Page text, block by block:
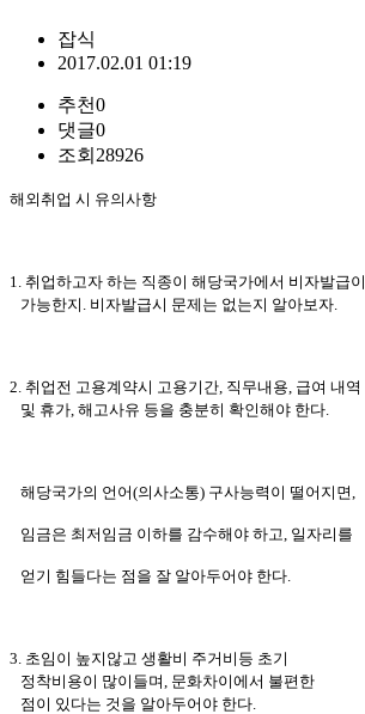
잡식
2017.02.01 01:19
추천0
댓글0
조회 28926
해외취업 시 유의사항
1. 취업하고자 하는 직종이 해당국가에서 비자발급이
가능한지. 비자발급시 문제는 없는지 알아보자.
2. 취업전 고용계약시 고용기간, 직무내용, 급여 내역
및 휴가, 해고사유 등을 충분히 확인해야 한다.
해당국가의 언어(의사소통) 구사능력이 떨어지면,
임금은 최저임금 이하를 감수해야 하고, 일자리를
얻기 힘들다는 점을 잘 알아두어야 한다.
3. 초임이 높지않고 생활비 주거비등 초기
정착비용이 많이들며, 문화차이에서 불편한
점이 있다는 것을 알아두어야 한다.